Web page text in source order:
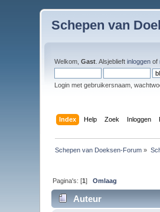
Schepen van
Welkom,Gast . Alsjeblieftinloggen of
Login met gebruikersnaam,
Index Help Zoek Inloggen
Schepen van Doeksen-Forum »
Pagina's: [1]Omlaag
Auteur